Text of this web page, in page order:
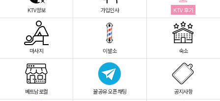
KTV정보 가입인사 KTV 후기
마사지 이발소 숙소
베트남로컬 꿀공유 오픈채팅 공지사항